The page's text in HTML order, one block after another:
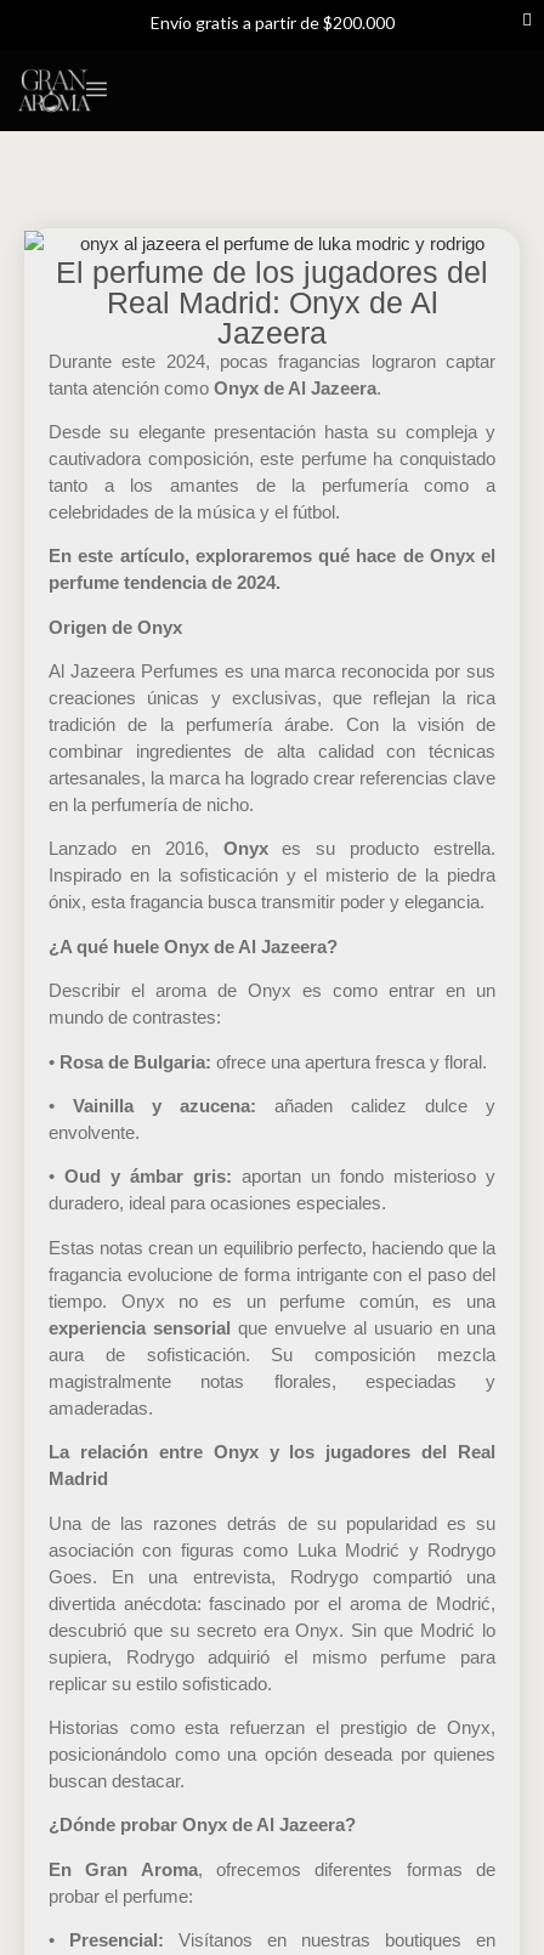
pedidos superiores a $200.000 ∙ Cuotas sin interés con Addi,
El perfume de los jugadores del
Real Madrid: Onyx de Al
Jazeera
Durante este 2024, pocas fragancias lograron captar
tanta atención como Onyx de Al Jazeera.
Desde su elegante presentación hasta su compleja y
cautivadora composición, este perfume ha conquistado
tanto a los amantes de la perfumería como a
celebridades de la música y el fútbol.
En este artículo, exploraremos qué hace de Onyx el
perfume tendencia de 2024.
Origen de Onyx
Al Jazeera Perfumes es una marca reconocida por sus
creaciones únicas y exclusivas, que reflejan la rica
tradición de la perfumería árabe. Con la visión de
combinar ingredientes de alta calidad con técnicas
artesanales, la marca ha logrado crear referencias clave
en la perfumería de nicho.
Lanzado en 2016, Onyxes su producto estrella.
Inspirado en la sofisticación y el misterio de la piedra
ónix, esta fragancia busca transmitir poder y elegancia.
¿A qué huele Onyx de Al Jazeera?
Describir el aroma de Onyx es como entrar en un
mundo de contrastes:
• Rosa de Bulgaria: ofrece una apertura fresca y floral.
• Vainilla y azucena: añaden calidez dulce y
envolvente.
• Oud y ámbar gris: aportan un fondo misterioso y
duradero, ideal para ocasiones especiales.
Estas notas crean un equilibrio perfecto, haciendo que la
fragancia evolucione de forma intrigante con el paso del
tiempo. Onyx no es un perfume común, es una
experiencia sensorial que envuelve al usuario en una
aura de sofisticación. Su composición mezcla
magistralmente notas florales, especiadas y
amaderadas.
La relación entre Onyx y los jugadores del Real
Madrid
Una de las razones detrás de su popularidad es su
asociación con figuras como Luka Modrić y Rodrygo
Goes. En una entrevista, Rodrygo compartió una
divertida anécdota: fascinado por el aroma de Modrić,
descubrió que su secreto era Onyx. Sin que Modrić lo
supiera, Rodrygo adquirió el mismo perfume para
replicar su estilo sofisticado.
Historias como esta refuerzan el prestigio de Onyx,
posicionándolo como una opción deseada por quienes
buscan destacar.
¿Dónde probar Onyx de Al Jazeera?
En Gran Aroma, ofrecemos diferentes formas de
probar el perfume:
• Presencial: Visítanos en nuestras boutiques en
Envío gratis a partir de $200.000